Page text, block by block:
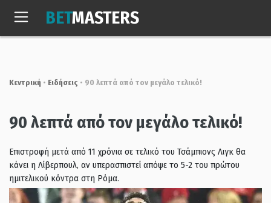
Παρ, 7 Αυγ. 2026
BETMASTERS
Κεντρική • Ειδήσεις • 90 λεπτά από τον μεγάλο τελικό!
90 λεπτά από τον μεγάλο τελικό!
Επιστροφή μετά από 11 χρόνια σε τελικό του Τσάμπιονς Λιγκ θα
κάνει η Λίβερπουλ, αν υπερασπιστεί απόψε το 5-2 του πρώτου
ημιτελικού κόντρα στη Ρόμα.